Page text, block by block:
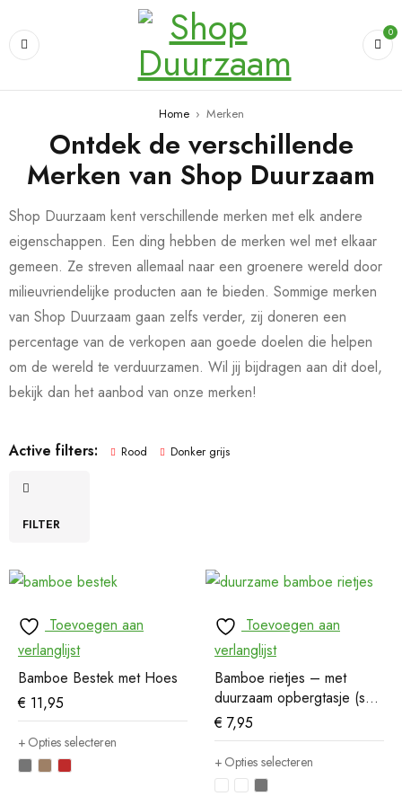
0
Home › Merken
Ontdek de verschillende
Merken van Shop Duurzaam
Shop Duurzaam kent verschillende merken met elk andere
eigenschappen. Een ding hebben de merken wel met elkaar
gemeen. Ze streven allemaal naar een groenere wereld door
milieuvriendelijke producten aan te bieden. Sommige merken
van Shop Duurzaam gaan zelfs verder, zij doneren een
percentage van de verkopen aan goede doelen die helpen
om de wereld te verduurzamen. Wil jij bijdragen aan dit doel,
bekijk dan het aanbod van onze merken!
Active filters: Rood Donker grijs
FILTER
Toevoegen aan
verlanglijst
Bamboe Bestek met Hoes
€ 11,95
Opties selecteren
Toevoegen aan
verlanglijst
Bamboe rietjes – met
duurzaam opbergtasje (set
van 6)
€ 7,95
Opties selecteren